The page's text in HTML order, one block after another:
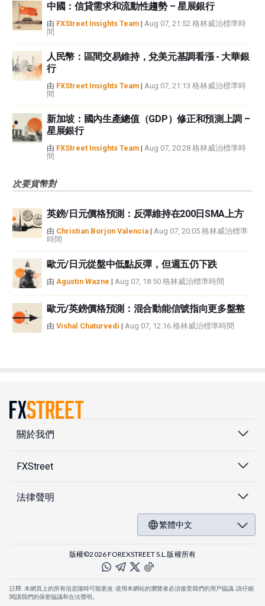
中國：信貸需求和流動性趨勢 – 星展銀行
由 FXStreet Insights Team | Aug 07, 21:52 格林威治標準時
間
人民幣：區間交易維持，兌美元基調看漲 - 大華銀
行
由 FXStreet Insights Team | Aug 07, 21:13 格林威治標準時
間
新加坡：國內生產總值（GDP）修正和預測上調 –
星展銀行
由 FXStreet Insights Team | Aug 07, 20:28 格林威治標準時
間
次要貨幣對
英鎊/日元價格預測：反彈維持在200日SMA上方
由 Christian Borjon Valencia | Aug 07, 20:05 格林威治標準
時間
歐元/日元從盤中低點反彈，但週五仍下跌
由 Agustin Wazne | Aug 07, 18:50 格林威治標準時間
歐元/英鎊價格預測：混合動能信號指向更多盤整
由 Vishal Chaturvedi | Aug 07, 12:16 格林威治標準時間
關於我們
FXStreet
法律聲明
繁體中文
版權©2026 FOREXSTREET S.L.版權所有
註釋: 本網頁上的所有信息隨時可能更改. 使用本網站的瀏覽者必須接受我們的用戶協議. 請仔細
閱讀我們的保密協議和合法聲明。